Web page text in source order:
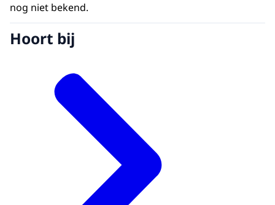
nog niet bekend.
Hoort bij